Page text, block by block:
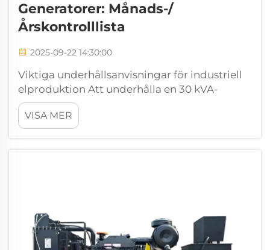
Generatorer: Månads-/
Årskontrolllista
2025-09-22 14:30:00
Viktiga underhållsanvisningar för industriell
elproduktion Att underhålla en 30 kVA-
generator kräver en systematisk metod för att
säkerställa optimal prestanda och lång
livslängd. Dessa kraftaggregat fungerar som
VISA MER